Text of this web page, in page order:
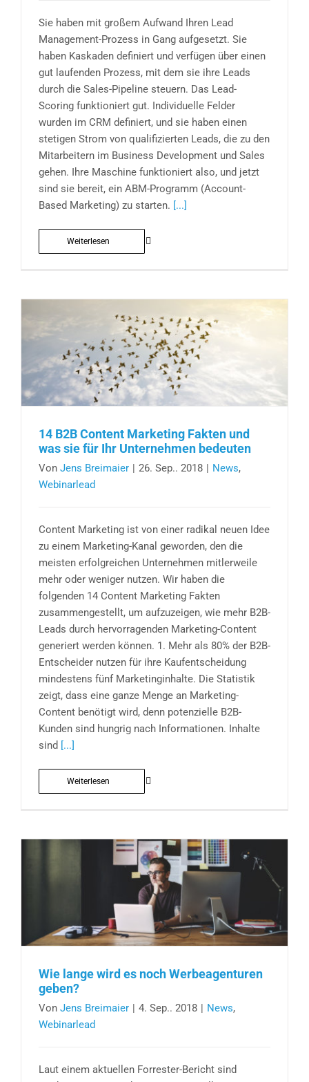
Sie haben mit großem Aufwand Ihren Lead
Management-Prozess in Gang aufgesetzt. Sie
haben Kaskaden definiert und verfügen über einen
gut laufenden Prozess, mit dem sie ihre Leads
durch die Sales-Pipeline steuern. Das Lead-
Scoring funktioniert gut. Individuelle Felder
wurden im CRM definiert, und sie haben einen
stetigen Strom von qualifizierten Leads, die zu den
Mitarbeitern im Business Development und Sales
gehen. Ihre Maschine funktioniert also, und jetzt
sind sie bereit, ein ABM-Programm (Account-
Based Marketing) zu starten. [...]
Weiterlesen
14 B2B Content Marketing Fakten und
was sie für Ihr Unternehmen bedeuten
Von Jens Breimaier 26. Sep.. 2018 News,
Webinarlead
Content Marketing ist von einer radikal neuen Idee
zu einem Marketing-Kanal geworden, den die
meisten erfolgreichen Unternehmen mitlerweile
mehr oder weniger nutzen. Wir haben die
folgenden 14 Content Marketing Fakten
zusammengestellt, um aufzuzeigen, wie mehr B2B-
Leads durch hervorragenden Marketing-Content
generiert werden können. 1. Mehr als 80% der B2B-
Entscheider nutzen für ihre Kaufentscheidung
mindestens fünf Marketinginhalte. Die Statistik
zeigt, dass eine ganze Menge an Marketing-
Content benötigt wird, denn potenzielle B2B-
Kunden sind hungrig nach Informationen. Inhalte
sind
[...]
Weiterlesen
Wie lange wird es noch Werbeagenturen
geben?
Von Jens Breimaier 4. Sep.. 2018 News,
Webinarlead
Laut einem aktuellen Forrester-Bericht sind